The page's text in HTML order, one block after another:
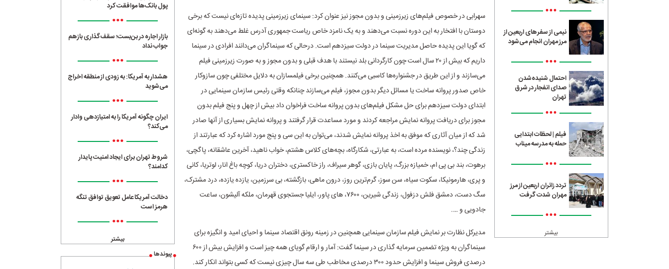
•••
نیمی از سفرهای اربعین از
مرز مهران انجام می‌شود
•••
احتمال شنیده‌شدن
صدای انفجار در شرق
تهران
•••
فیلم | لحظات ابتدایی
حمله به مدرسه میناب
•••
تردد زائران اربعین از مرز
مهران شدت گرفت
•••
بیشتر
سهرابی در خصوص فیلم‌های زیرزمینی و بدون مجوز نیز عنوان کرد: سینمای زیرزمینی پدیده تازه‌ای نیست که برخی
دوستان با افتخار به این دوره نسبت می‌دهند و به یک نامزد خاص ریاست جمهوری آدرس غلط می‌دهند به گونه‌ای
که گویا این پدیده حاصل مدیریت سینما در دولت سیزدهم است. درحالی که سینماگران می‌دانند افرادی در سینما
داریم که بیش از ۲۰ سال است چون کارگردانی بلد نیستند با هدف قبلی و بدون مجوز و به صورت زیرزمینی فیلم
می‌سازند و از این طریق در جشنواره‌ها کاسبی می‌کنند. همچنین برخی فیلمسازان به دلایل مختلفی چون سازوکار
خاص صدور پروانه ساخت یا مسائل دیگر بدون مجوز، فیلم می‌سازند چنانکه وقتی رئیس سازمان سینمایی در
ابتدای دولت سیزدهم برای حل مشکل فیلم‌های بدون پروانه ساخت فراخوان داد بیش از چهل و پنج فیلم بدون
مجوز برای دریافت پروانه نمایش مراجعه کردند و مورد مساعدت قرار گرفتند و پروانه نمایش بسیاری از آنها صادر
شد که از میان آثاری که موفق به اخذ پروانه نمایش شدند، می‌توان به این سی و پنج مورد اشاره کرد که عبارتند از
زندگی چند؟، نویسنده مرده است، به عبارتی، شکارگاه، بچه‌های کلاس هشتم، خواب ناهید، آخرین عاشقانه، پاگچی،
برهوت، بند بی پی ام، خمیازه بزرگ، پایان بازی، گوهر سیراف، راز خاکستری، دختران دریا، کوچه باغ انار، لوتریا، کانی
و پری، هارمونیکا، سکوت سیاه، سن سوز، گرم‌ترین روز، درون ماهی، بازگشته، بی سرزمین، یازده یازده، درد مشترک،
سگ دست، دمشق فلش دزفول، زندگی شیرین، ۷۶۰۰، های پاور، ایلیا جستجوی قهرمان، ملکه آلیشون، ساعت
جادویی و ….
مدیرکل نظارت بر نمایش فیلم سازمان سینمایی همچنین در زمینه رونق اقتصاد سینما و احیای امید و انگیزه برای
سینماگران به ویژه تضمین سرمایه گذاری در سینما گفت: آمار و ارقام گویای همه چیز است و افزایش بیش از ۶۰۰
درصدی فروش سینما و افزایش حدود ۳۰۰ درصدی مخاطب طی سه سال چیزی نیست که کسی بتواند انکار کند.
پول بانک‌ها موافقت کرد
•••
بازار اجاره در بن‌بست؛ سقف‌گذاری بازهم
جواب نداد
•••
هشدار به آمریکا: به زودی از منطقه اخراج
می‌شوید
•••
ایران چگونه آمریکا را به امتیازدهی وادار
می‌کند؟
•••
شروط تهران برای ایجاد امنیت پایدار
کدامند؟
•••
دخالت آمریکا عامل تعویق توافق تنگه
هرمز است
•••
بیشتر
پیوندها